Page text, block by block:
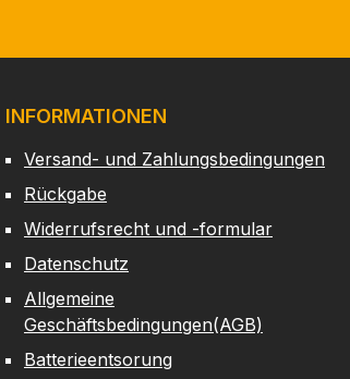
INFORMATIONEN
Versand- und Zahlungsbedingungen
Rückgabe
Widerrufsrecht und -formular
Datenschutz
Allgemeine
Geschäftsbedingungen(AGB)
Batterieentsorung